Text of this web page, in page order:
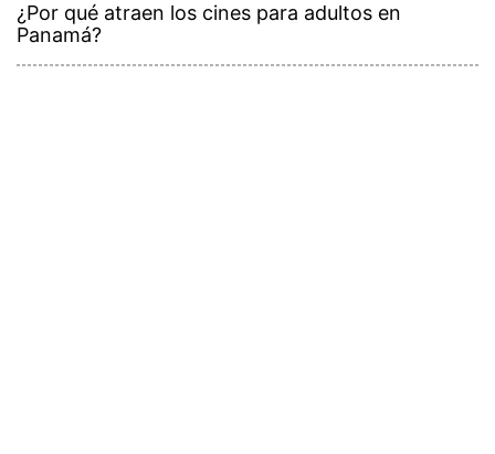
¿Por qué atraen los cines para adultos en
Panamá?